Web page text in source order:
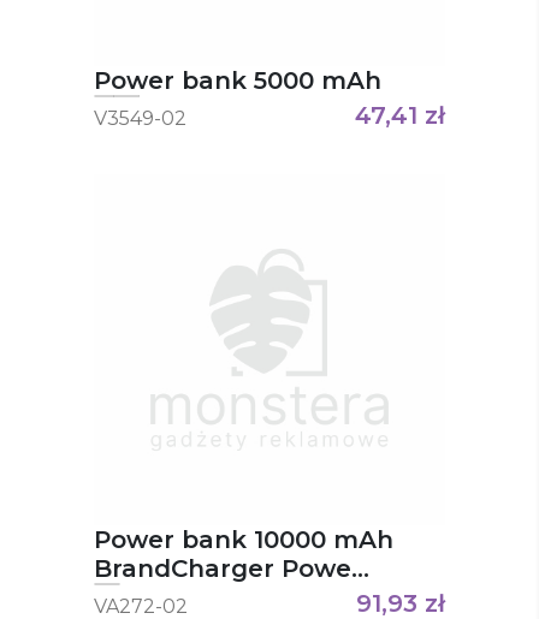
Power bank 5000 mAh
V3549-02 47,41 zł
Power bank 10000 mAh
BrandCharger Powe
charge
VA272-02 91,93 zł